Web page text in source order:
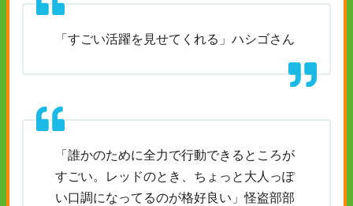
「すごい活躍を見せてくれる」ハシゴさん
「誰かのために全力で行動できるところが
すごい。レッドのとき、ちょっと大人っぽ
い口調になってるのが格好良い」怪盗部部